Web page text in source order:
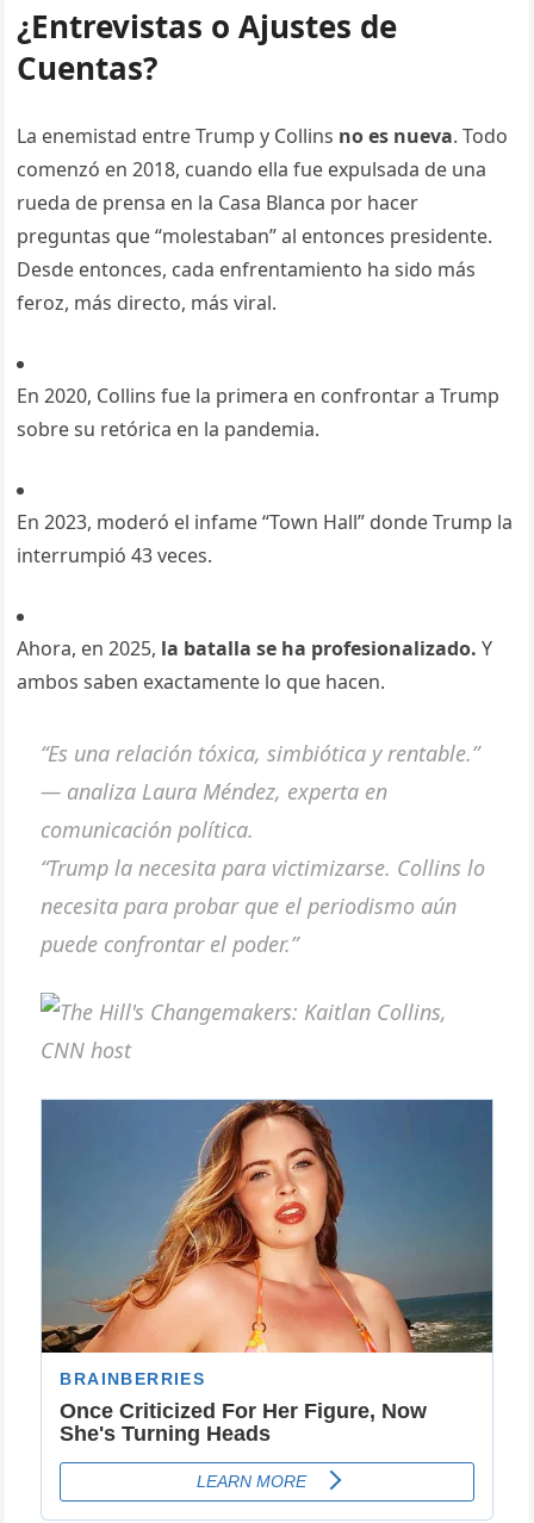
¿Entrevistas o Ajustes de
Cuentas?
La enemistad entre Trump y Collins no es nueva. Todo
comenzó en 2018, cuando ella fue expulsada de una
rueda de prensa en la Casa Blanca por hacer
preguntas que “molestaban” al entonces presidente.
Desde entonces, cada enfrentamiento ha sido más
feroz, más directo, más viral.
En 2020, Collins fue la primera en confrontar a Trump
sobre su retórica en la pandemia.
En 2023, moderó el infame “Town Hall” donde Trump la
interrumpió 43 veces.
Ahora, en 2025, la batalla se ha profesionalizado. Y
ambos saben exactamente lo que hacen.
“Es una relación tóxica, simbiótica y rentable.”
— analiza Laura Méndez, experta en
comunicación política.
“Trump la necesita para victimizarse. Collins lo
necesita para probar que el periodismo aún
puede confrontar el poder.”